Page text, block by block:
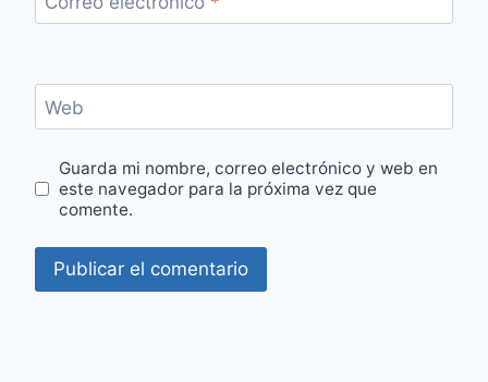
Web
Guarda mi nombre, correo electrónico y web en
este navegador para la próxima vez que
comente.